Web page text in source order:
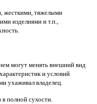
жесткими, тяжелыми
изделиями и т.п.,
могут менять внешний вид
и условий
ухаживал владелец.
полной сухости.